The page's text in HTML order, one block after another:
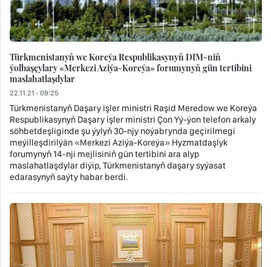
Türkmenistanyň we Koreýa Respublikasynyň DIM-niň
ýolbaşçylary «Merkezi Aziýa-Koreýa» forumynyň gün tertibini
maslahatlaşdylar
22.11.21 - 09:25
Türkmenistanyň Daşary işler ministri Raşid Meredow we Koreýa
Respublikasynyň Daşary işler ministri Çon Yý-ýon telefon arkaly
söhbetdeşliginde şu ýylyň 30-njy noýabrynda geçirilmegi
meýilleşdirilýän «Merkezi Aziýa-Koreýa» Hyzmatdaşlyk
forumynyň 14-nji mejlisiniň gün tertibini ara alyp
maslahatlaşdylar diýip, Türkmenistanyň daşary syýasat
edarasynyň saýty habar berdi.